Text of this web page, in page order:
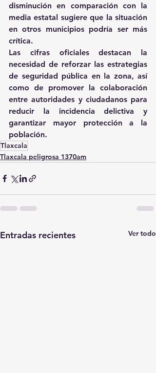
disminución en comparación con la
media estatal sugiere que la situación
en otros municipios podría ser más
crítica.
Las cifras oficiales destacan la
necesidad de reforzar las estrategias
de seguridad pública en la zona, así
como de promover la colaboración
entre autoridades y ciudadanos para
reducir la incidencia delictiva y
garantizar mayor protección a la
población.
Tlaxcala
Tlaxcala peligrosa 1370am
Entradas recientes Ver todo